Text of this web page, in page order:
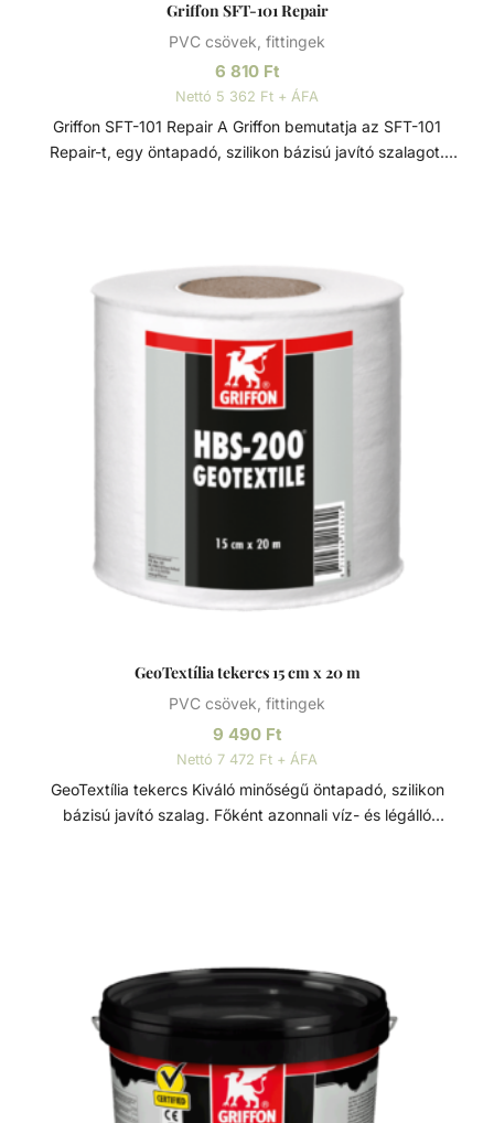
Griffon SFT-101 Repair
PVC csövek, fittingek
6 810 Ft
Nettó 5 362 Ft + ÁFA
Griffon SFT-101 Repair A Griffon bemutatja az SFT-101
Repair-t, egy öntapadó, szilikon bázisú javító szalagot.
védelmére. A szalagot kinyújtva és átfedésben saját maga
köré tekerve egy szigetelő, víz- és légálló tömítést kapunk.
A Griffon SFT-101 Repair azonnal használható és ellenáll
akár 12 bar nyomásnak. A szigetelőképessége 15.000 volt
rétegenként. A szalag hőálló -54 és 260°C között, jól
ellenáll a vegyszeres behatásoknak. A Griffon SFT-101
Repair használható kül- és beltéren, valamint víz alatt
egyaránt, ezenkívül bármilyen felületre felhelyezhető,
legyen az akár nedves vagy poros.
GeoTextília tekercs 15 cm x 20 m
PVC csövek, fittingek
9 490 Ft
Nettó 7 472 Ft + ÁFA
GeoTextília tekercs Kiváló minőségű öntapadó, szilikon
bázisú javító szalag. Főként azonnali víz- és légálló